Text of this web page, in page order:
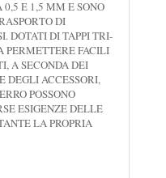
0,5 E 1,5 MM E SONO
DI
DOTATI DI TAPPI TRI-
PERMETTERE FACILI
A SECONDA DEI
DEGLI ACCESSORI,
POSSONO
ESIGENZE DELLE
LA PROPRIA